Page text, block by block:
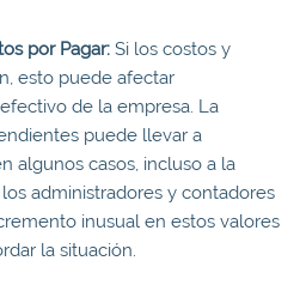
por Pagar: Si los costos y
esto puede afectar
de la empresa. La
puede llevar a
algunos casos, incluso a la
administradores y contadores
inusual en estos valores
la situación.